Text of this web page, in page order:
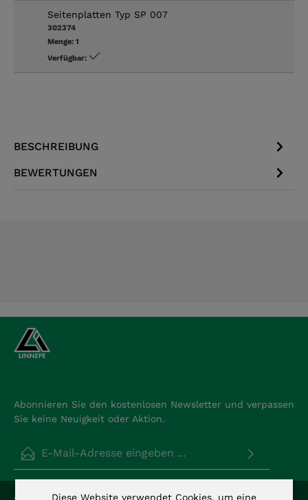
Seitenplatten Typ SP 007
302374
Menge: 1
Verfügbar:
BESCHREIBUNG
BEWERTUNGEN
Abonnieren Sie den kostenlosen Newsletter und verpassen
Sie keine Neuigkeit oder Aktion.
Datenschutz
Die mit einem Stern (*) markierten Felder sind
Diese Website verwendet Cookies, um eine